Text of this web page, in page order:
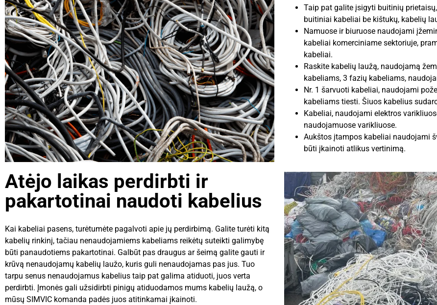
Taip pat galite įsigyti buitinių
buitiniai kabeliai be kištukų, kabelių
Namuose ir biuruose naudojami
kabeliai komerciniame sektoriuje,
kabeliai.
Raskite kabelių laužą, naudojamą
kabeliams, 3 fazių kabeliams,
Nr. 1 šarvuoti kabeliai, naudojami
kabeliams tiesti. Šiuos kabelius
Kabeliai, naudojami elektros
naudojamuose varikliuose.
Aukštos įtampos kabeliai naudojami
būti įkainoti atlikus vertinimą.
Atėjo laikas perdirbti ir
pakartotinai naudoti kabelius
Kai kabeliai pasens, turėtumėte pagalvoti apie jų perdirbimą. Galite turėti kitą
kabelių rinkinį, tačiau nenaudojamiems kabeliams reikėtų suteikti galimybę
būti panaudotiems pakartotinai. Galbūt pas draugus ar šeimą galite gauti ir
krūvą nenaudojamų kabelių laužo, kuris guli nenaudojamas pas jus. Tuo
tarpu senus nenaudojamus kabelius taip pat galima atiduoti, juos verta
perdirbti. Įmonės gali užsidirbti pinigų atiduodamos mums kabelių laužą, o
mūsų SIMVIC komanda padės juos atitinkamai įkainoti.